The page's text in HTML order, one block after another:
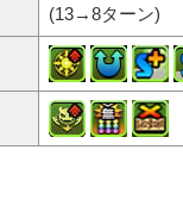
(13→8ターン)